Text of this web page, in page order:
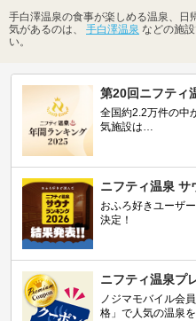
手白澤温泉の食事が楽しめる温泉、日
気があるのは、 手白澤温泉 などの施
い。
第20回ニフティ
全国約2.2万件の中
気施設は…
ニフティ温泉 サ
おふろ好きユーザ
決定！
ニフティ温泉プ
ノジマモバイル会
格」で人気の温泉